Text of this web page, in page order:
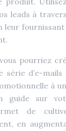
leads à
leur
pourriez
série d’e-mails
à
guide sur
de
en